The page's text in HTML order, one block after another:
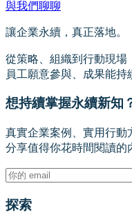
與我們聊聊
讓企業永續，真正落地。
從策略、組織到行動現場
員工願意參與、成果能持
想持續掌握永續新知
真實企業案例、實用行動
分享值得你花時間閱讀的
探索